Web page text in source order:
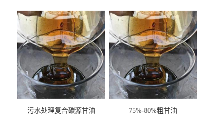
污水处理复合碳源甘油
75%-80%粗甘油